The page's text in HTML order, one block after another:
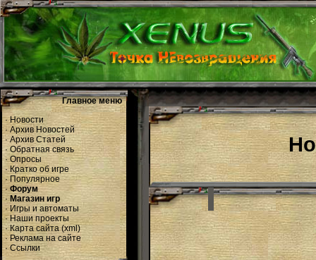
Главное меню
·Новости
·Архив Новостей
·Архив Статей
·Обратная связь
·Опросы
·Кратко об игре
· Популярное
· Форум
·Магазин игр
· Игры и автоматы
·Наши проекты
·Карта сайта(xml )
·Реклама на сайте
·Ссылки